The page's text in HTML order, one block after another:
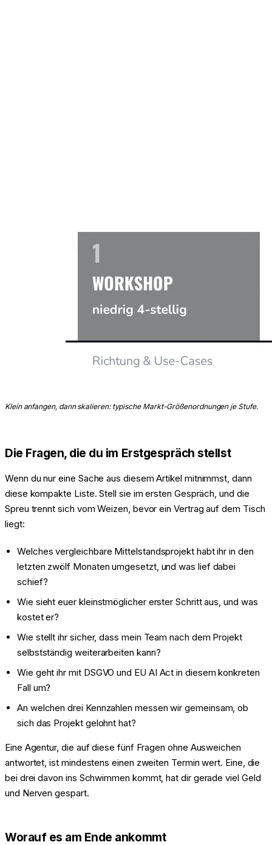
Klein anfangen, dann skalieren: typische Markt-Größenordnungen je Stufe.
Die Fragen, die du im Erstgespräch stellst
Wenn du nur eine Sache aus diesem Artikel mitnimmst, dann
diese kompakte Liste. Stell sie im ersten Gespräch, und die
Spreu trennt sich vom Weizen, bevor ein Vertrag auf dem Tisch
liegt:
Welches vergleichbare Mittelstandsprojekt habt ihr in den
letzten zwölf Monaten umgesetzt, und was lief dabei
schief?
Wie sieht euer kleinstmöglicher erster Schritt aus, und was
kostet er?
Wie stellt ihr sicher, dass mein Team nach dem Projekt
selbstständig weiterarbeiten kann?
Wie geht ihr mit DSGVO und EU AI Act in diesem konkreten
Fall um?
An welchen drei Kennzahlen messen wir gemeinsam, ob
sich das Projekt gelohnt hat?
Eine Agentur, die auf diese fünf Fragen ohne Ausweichen
antwortet, ist mindestens einen zweiten Termin wert. Eine, die
bei drei davon ins Schwimmen kommt, hat dir gerade viel Geld
und Nerven gespart.
Worauf es am Ende ankommt